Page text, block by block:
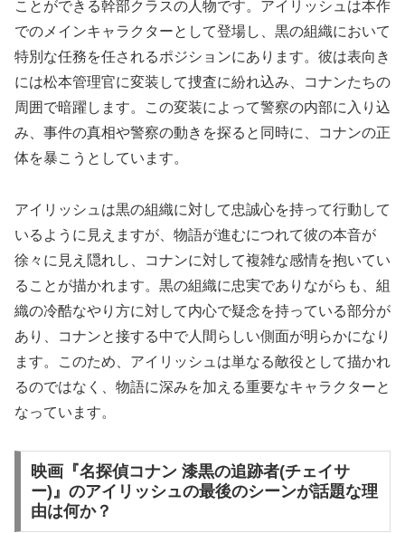
ことができる幹部クラスの人物です。アイリッシュは本作
でのメインキャラクターとして登場し、黒の組織において
特別な任務を任されるポジションにあります。彼は表向き
には松本管理官に変装して捜査に紛れ込み、コナンたちの
周囲で暗躍します。この変装によって警察の内部に入り込
み、事件の真相や警察の動きを探ると同時に、コナンの正
体を暴こうとしています。
アイリッシュは黒の組織に対して忠誠心を持って行動して
いるように見えますが、物語が進むにつれて彼の本音が
徐々に見え隠れし、コナンに対して複雑な感情を抱いてい
ることが描かれます。黒の組織に忠実でありながらも、組
織の冷酷なやり方に対して内心で疑念を持っている部分が
あり、コナンと接する中で人間らしい側面が明らかになり
ます。このため、アイリッシュは単なる敵役として描かれ
るのではなく、物語に深みを加える重要なキャラクターと
なっています。
映画『名探偵コナン 漆黒の追跡者(チェイサ
ー)』のアイリッシュの最後のシーンが話題な理
由は何か？